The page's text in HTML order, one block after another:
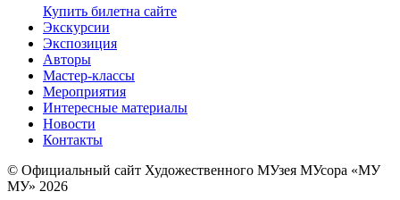
Купить билетна сайте
Экскурсии
Экспозиция
Авторы
Мастер-классы
Мероприятия
Интересные материалы
Новости
Контакты
© Официальный сайт Художественного МУзея МУсора «МУ
МУ» 2026